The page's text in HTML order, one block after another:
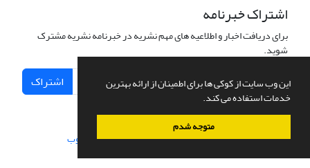
این وب سایت از کوکی ها برای اطمینان از ارائه بهترین
خدمات استفاده می کند.
متوجه شدم
اشتراک خبرنامه
برای دریافت اخبار و اطلاعیه های مهم نشریه در خبرنامه نشریه مشترک
شوید.
اشتراک
سامانه مدیریت نشریات علمی.طراحی و پیاده سازی از سیناوب